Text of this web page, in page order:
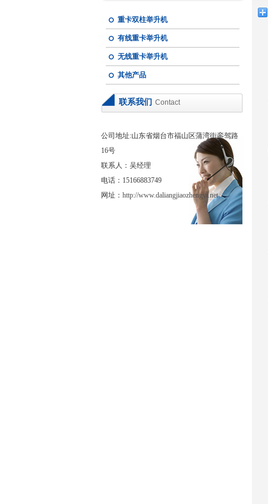
重卡双柱举升机
有线重卡举升机
无线重卡举升机
其他产品
联系我们 Contact
公司地址:山东省烟台市福山区蒲湾街銮驾路
16号
联系人：吴经理
电话：15166883749
网址： http://www.daliangjiaozhengyi.net